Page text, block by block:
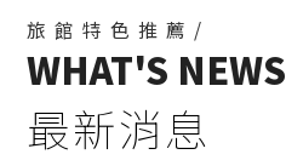
旅館特色推薦/
WHAT'S NEWS
最新消息